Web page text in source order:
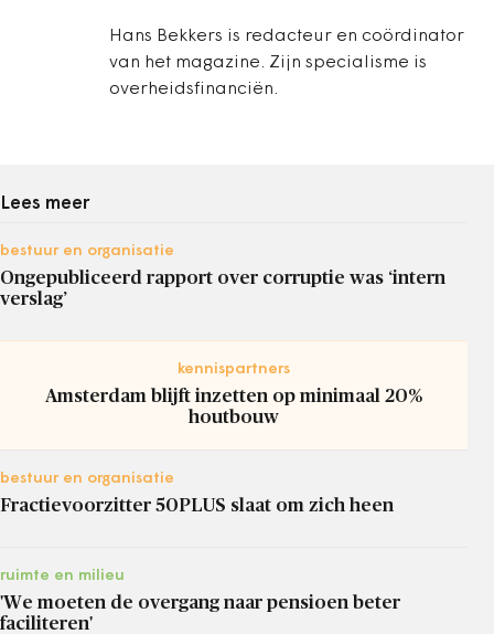
Hans Bekkers is redacteur en coördinator
van het magazine. Zijn specialisme is
overheidsfinanciën.
Lees meer
bestuur en organisatie
Ongepubliceerd rapport over corruptie was ‘intern
verslag’
kennispartners
Amsterdam blijft inzetten op minimaal 20%
houtbouw
bestuur en organisatie
Fractievoorzitter 50PLUS slaat om zich heen
ruimte en milieu
'We moeten de overgang naar pensioen beter
faciliteren'